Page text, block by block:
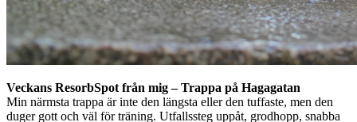
Veckans ResorbSpot från mig – Trappa på Hagagatan
Min närmsta trappa är inte den längsta eller den tuffaste, men den
duger gott och väl för träning. Utfallssteg uppåt, grodhopp, snabba